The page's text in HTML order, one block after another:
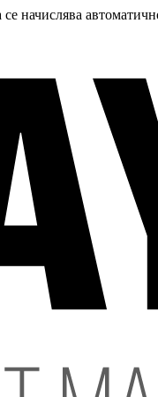
начислява